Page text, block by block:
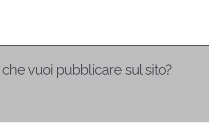
vuoi pubblicare sul sito?